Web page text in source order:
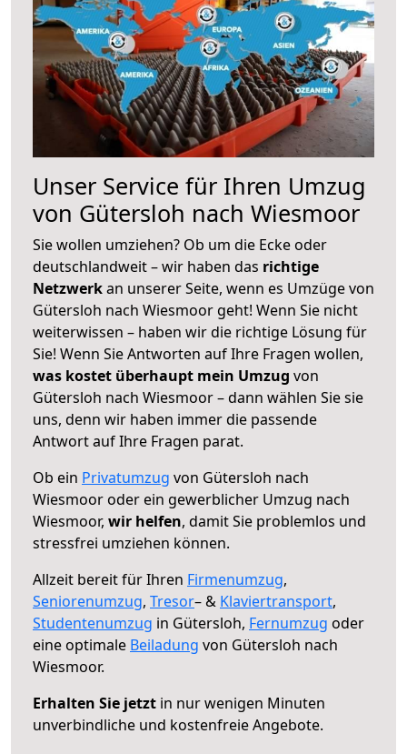
Unser Service für Ihren Umzug
von Gütersloh nach Wiesmoor
Sie wollen umziehen? Ob um die Ecke oder
deutschlandweit – wir haben das richtige
Netzwerkan unserer Seite, wenn es Umzüge von
Gütersloh nach Wiesmoor geht! Wenn Sie nicht
weiterwissen – haben wir die richtige Lösung für
Sie! Wenn Sie Antworten auf Ihre Fragen wollen,
was kostet überhaupt mein Umzug von
Gütersloh nach Wiesmoor – dann wählen Sie sie
uns, denn wir haben immer die passende
Antwort auf Ihre Fragen parat.
Ob ein Privatumzug von Gütersloh nach
Wiesmoor oder ein gewerblicher Umzug nach
Wiesmoor, wir helfen, damit Sie problemlos und
stressfrei umziehen können.
Allzeit bereit für Ihren Firmenumzug,
Seniorenumzug, Tresor– & Klaviertransport,
Studentenumzug in Gütersloh, Fernumzug oder
eine optimale Beiladung von Gütersloh nach
Wiesmoor.
Erhalten Sie jetzt in nur wenigen Minuten
unverbindliche und kostenfreie Angebote.